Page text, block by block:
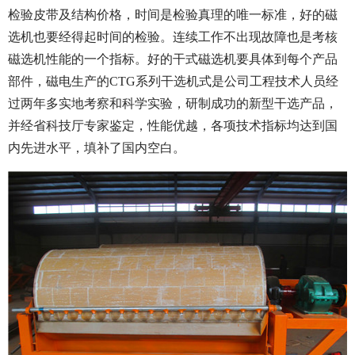
检验皮带及结构价格，时间是检验真理的唯一标准，好的磁
选机也要经得起时间的检验。连续工作不出现故障也是考核
磁选机性能的一个指标。好的干式磁选机要具体到每个产品
部件，磁电生产的CTG系列干选机式是公司工程技术人员经
过两年多实地考察和科学实验，研制成功的新型干选产品，
并经省科技厅专家鉴定，性能优越，各项技术指标均达到国
内先进水平，填补了国内空白。